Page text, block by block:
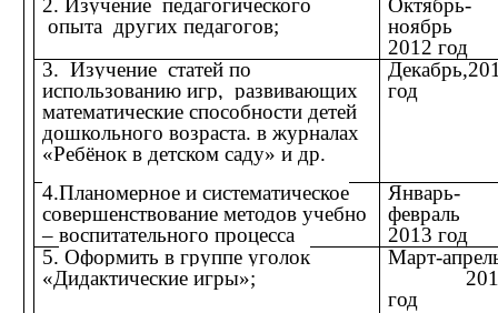
2. Изучение педагогического
опыта других педагогов;
Октябрь-
ноябрь
2012 год
3. Изучение статей по
использованию игр, развивающих
математические способности детей
дошкольного возраста. в журналах
«Ребёнок в детском саду» и др.
год
4.Планомерное и систематическое
совершенствование методов учебно
– воспитательного процесса
Январь-
февраль
2013 год
5. Оформить в группе уголок
«Дидактические игры»;
Март-
год